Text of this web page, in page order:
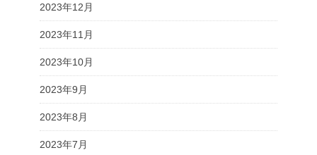
2023年12月
2023年11月
2023年10月
2023年9月
2023年8月
2023年7月